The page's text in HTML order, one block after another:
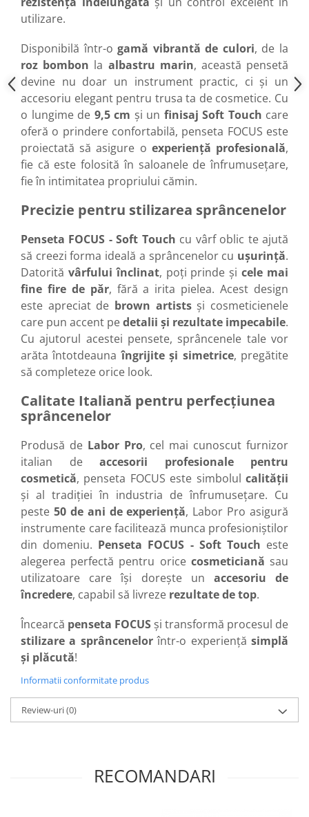
utilizare.
Disponibilă într-ogamă vibrantă de culori, de la
roz bombon la albastru marin, această pensetă
devine nu doar un instrument practic, ci și un
accesoriu elegant pentru trusa ta de cosmetice. Cu
o lungime de 9,5 cm și un finisaj Soft Touch care
oferă o prindere confortabilă, penseta FOCUS este
proiectată să asigure o experiență profesională,
fie că este folosită în saloanele de înfrumusețare,
fie în intimitatea propriului cămin.
Precizie pentru stilizarea sprâncenelor
Penseta FOCUS - Soft Touch cu vârf oblic te ajută
să creezi forma ideală a sprâncenelor cu ușurință.
Datorită vârfului înclinat, poți prinde șicele mai
fine fire de păr, fără a irita pielea. Acest design
este apreciat de brown artistsși cosmeticienele
care pun accent pedetalii și rezultate impecabile.
Cu ajutorul acestei pensete, sprâncenele tale vor
arăta întotdeaunaîngrijite și simetrice, pregătite
să completeze orice look.
Calitate Italiană pentru perfecțiunea
sprâncenelor
Produsă de Labor Pro, cel mai cunoscut furnizor
italian de accesorii profesionale pentru
cosmetică, penseta FOCUS este simbolul calității
și al tradiției în industria de înfrumusețare. Cu
peste 50 de ani de experiență, Labor Pro asigură
instrumente care facilitează munca profesioniștilor
din domeniu. Penseta FOCUS - Soft Touch este
alegerea perfectă pentru orice cosmeticiană sau
utilizatoare care își dorește un accesoriu de
încredere, capabil să livreze rezultate de top.
Încearcă penseta FOCUS și transformă procesul de
stilizare a sprâncenelorîntr-o experiențăsimplă
și plăcută!
Informatii conformitate produs
Review-uri(0)
RECOMANDARI